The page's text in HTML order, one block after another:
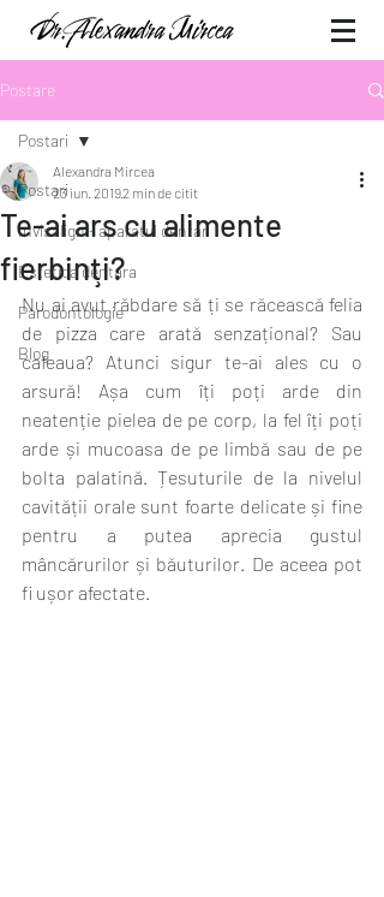
Postare
Postari
Invisalign - aparatul dentar
Estetica dentara
Parodontologie
Blog
Postari
Te-ai ars cu alimente
fierbinţi?
Alexandra Mircea
23 iun. 20192 min de citit
Nu ai avut răbdare să ți se răcească felia
de pizza care arată senzațional? Sau
cafeaua? Atunci sigur te-ai ales cu o
arsură! Așa cum îți poți arde din
neatenție pielea de pe corp, la fel îți poți
arde și mucoasa de pe limbă sau de pe
bolta palatină. Țesuturile de la nivelul
cavității orale sunt foarte delicate și fine
pentru a putea aprecia gustul
mâncărurilor și băuturilor. De aceea pot
fi ușor afectate.